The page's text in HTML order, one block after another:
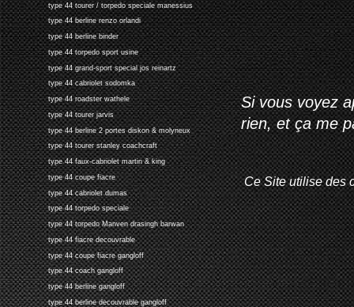
type 44 tourer / torpedo speciale manessius
type 44 berline renzo orlandi
type 44 berline binder
type 44 torpedo sport usine
type 44 grand-sport special jos reinartz
type 44 cabriolet sodomka
type 44 roadster wathele
type 44 tourer jarvis
type 44 berline 2 portes diskon & molyneux
type 44 tourer stanley coachcraft
type 44 faux-cabriolet martin & king
type 44 coupe fiacre
type 44 cabriolet dumas
type 44 torpedo speciale
type 44 torpedo Manven drasingh barwan
type 44 fiacre decouvrable
type 44 coupe fiacre gangloff
type 44 coach gangloff
type 44 berline gangloff
type 44 berline decouvrable gangloff
Si vous voyez
rien, et ça me
Ce Site utilise des